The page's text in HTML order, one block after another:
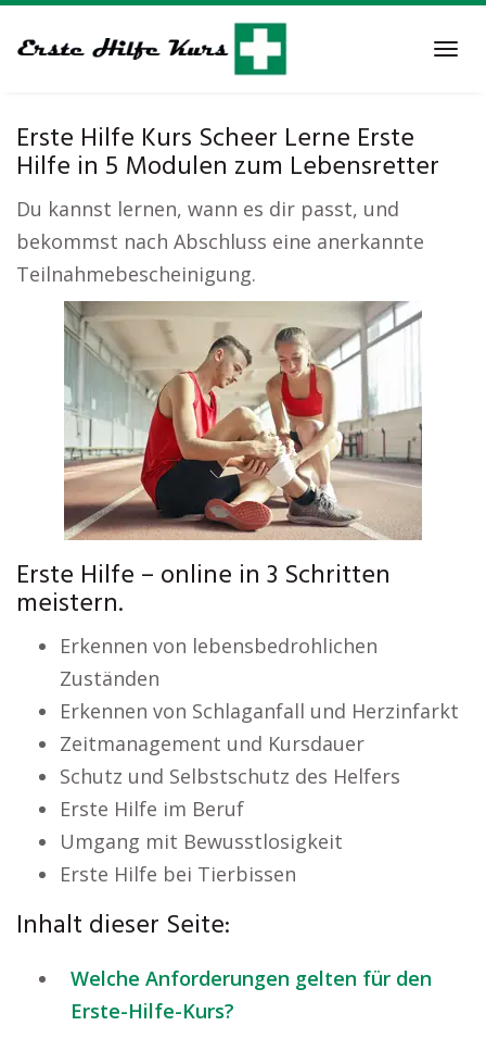
to
Erste Hilfe Kurs Scheer Lerne Erste
Hilfe in 5 Modulen zum Lebensretter
Du kannst lernen, wann es dir passt, und
bekommst nach Abschluss eine anerkannte
Teilnahmebescheinigung.
Erste Hilfe – online in 3 Schritten
meistern.
Erkennen von lebensbedrohlichen
Zuständen
Erkennen von Schlaganfall und Herzinfarkt
Zeitmanagement und Kursdauer
Schutz und Selbstschutz des Helfers
Erste Hilfe im Beruf
Umgang mit Bewusstlosigkeit
Erste Hilfe bei Tierbissen
Inhalt dieser Seite:
Welche Anforderungen gelten für den
Erste-Hilfe-Kurs?